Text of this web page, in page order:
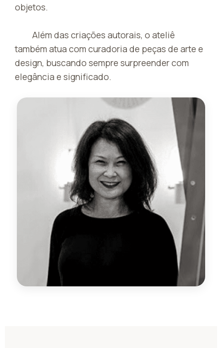
objetos.
Além das criações autorais, o ateliê
também atua com curadoria de peças de arte e
design, buscando sempre surpreender com
elegância e significado.